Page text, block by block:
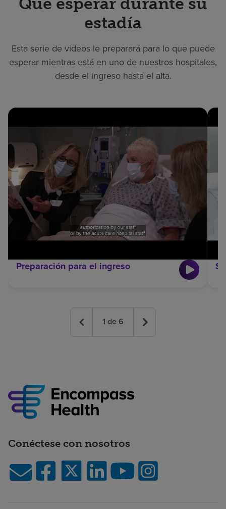
estadía
Esta serie de videos le preparará para lo que puede
esperar mientras está en uno de nuestros hospitales,
desde el ingreso hasta el alta.
Preparación para el ingreso
1 de 6
Conéctese con nosotros